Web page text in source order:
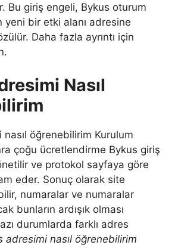
Bu giriş engeli, Bykus oturum
yeni bir etki alanı adresine
Daha fazla ayrıntı için
Nasıl
öğrenebilirim Kurulum
çoğu ücretlendirme Bykus giriş
ve protokol sayfaya göre
eder. Sonuç olarak site
numaralar ve numaralar
bunların ardışık olması
durumlarda farklı adres
adresimi nasıl öğrenebilirim